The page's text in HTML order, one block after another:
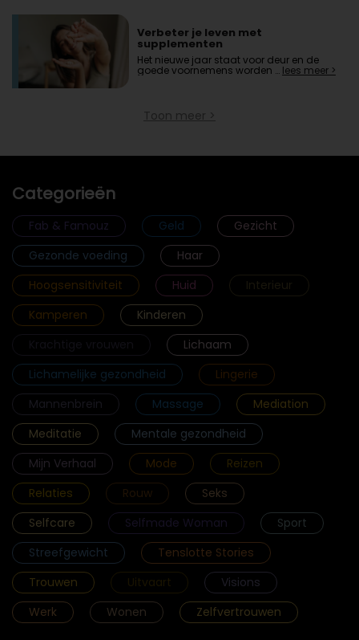
Verbeter je leven met
supplementen
Het nieuwe jaar staat voor deur en de
goede voornemens worden … lees meer >
Toon meer >
Categorieën
Fab & Famouz Geld
Gezicht
Gezonde voeding
Haar
Hoogsensitiviteit
Huid
Interieur
Kamperen
Kinderen
Lichaam
Lichamelijke gezondheid
Lingerie
Mannenbrein
Massage
Mediation
Meditatie
Mentale gezondheid
Mijn Verhaal
Mode
Reizen
Relaties
Rouw
Seks
Selfcare
Selfmade Woman
Sport
Streefgewicht
Tenslotte Stories
Trouwen
Uitvaart
Visions
Werk
Wonen Zelfvertrouwen